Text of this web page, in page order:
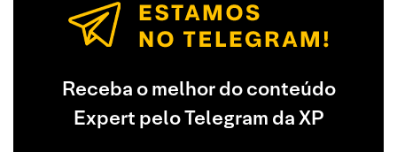
Receba o melhor do conteúdo
Expert pelo Telegram da XP